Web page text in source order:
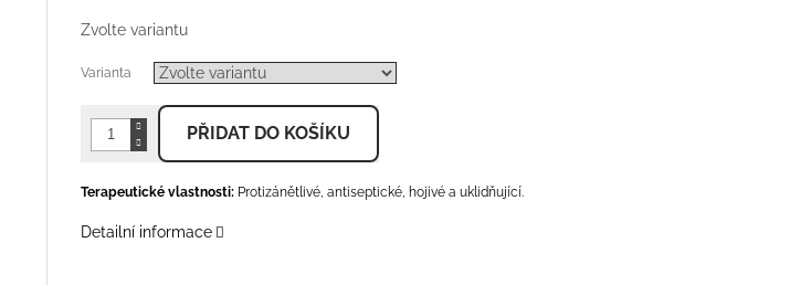
Zvolte variantu
Varianta
PŘIDAT DO KOŠÍKU
Terapeutické vlastnosti: Protizánětlivé, antiseptické, hojivé a uklidňující.
Detailní informace